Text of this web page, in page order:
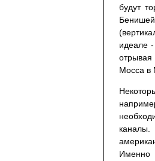
будут
идеале
отрывая
Мосса в
Именно